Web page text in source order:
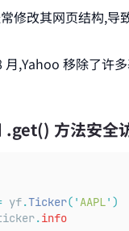
修改其网页结构,导
月,Yahoo 移除了许
.get() 方法安全
yf.Ticker( 'AAPL' )
.info